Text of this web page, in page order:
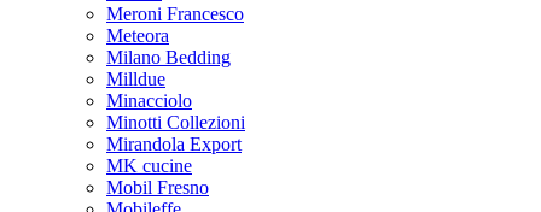
Meroni Francesco
Meteora
Milano Bedding
Milldue
Minacciolo
Minotti Collezioni
Mirandola Export
MK cucine
Mobil Fresno